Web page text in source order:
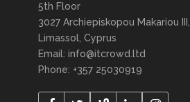
5th Floor
3027 Archiepiskopou Makariou III,
Limassol, Cyprus
Email: info@itcrowd.ltd
Phone: +357 25030919